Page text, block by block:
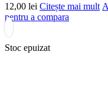
12,00 lei Citește mai mult
pentru a compara
Stoc epuizat